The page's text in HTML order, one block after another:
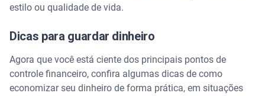
estilo ou qualidade de vida.
Dicas para guardar dinheiro
Agora que você está ciente dos principais pontos de
controle financeiro, confira algumas dicas de como
economizar seu dinheiro de forma prática, em situações